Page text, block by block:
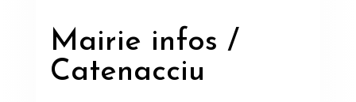
Mairie infos /
Catenacciu